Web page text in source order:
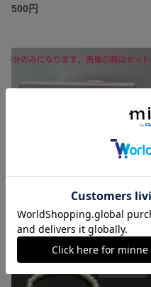
500円
[試作]お友達へのプレゼントやお礼に！！簡易熨斗
展示中